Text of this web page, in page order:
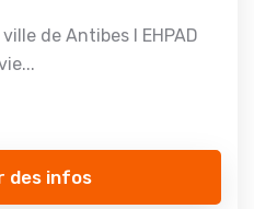
de Antibes l EHPAD
des infos